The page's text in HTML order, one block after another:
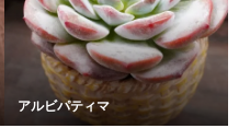
アルビパティマ